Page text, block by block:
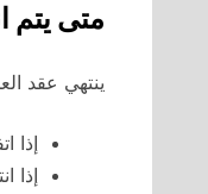
متى يتم
ينتهي عقد
إذا
إذا